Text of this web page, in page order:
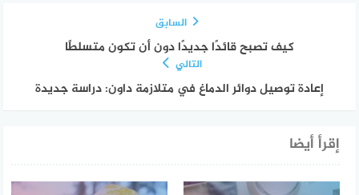
السابق
كيف تصبح قائدًا جديدًا دون أن تكون متسلطًا
التالي
إعادة توصيل دوائر الدماغ في متلازمة داون: دراسة جديدة
إقرأ أيضا